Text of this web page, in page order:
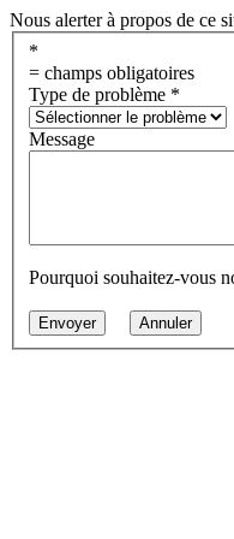
Nous alerter à propos de ce
*
= champs obligatoires
Type de problème *
Message
Pourquoi souhaitez-vous